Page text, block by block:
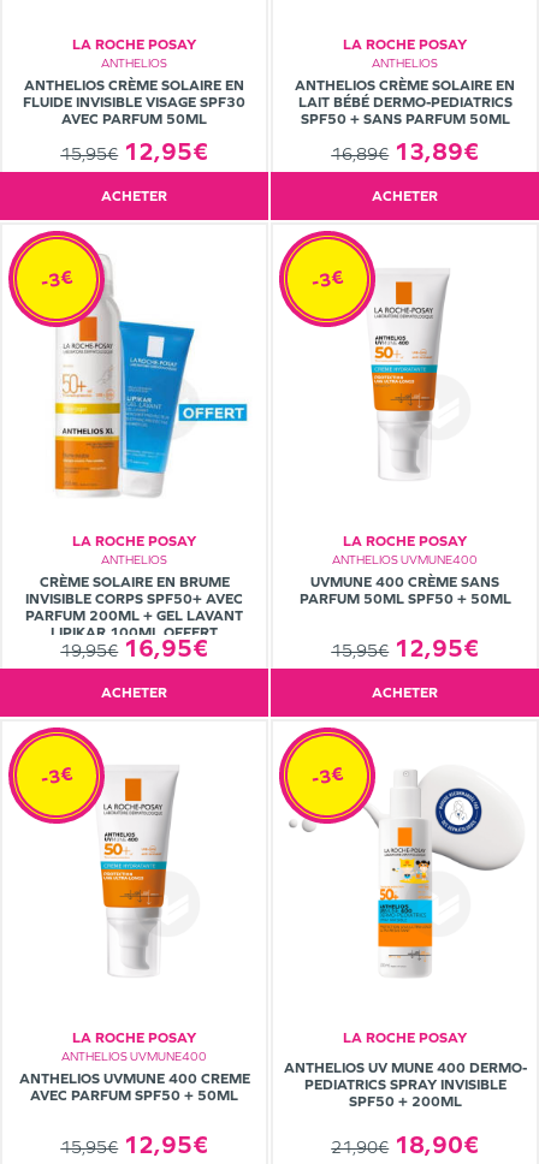
LA ROCHE POSAY
ANTHELIOS
ANTHELIOS CRÈME SOLAIRE EN
FLUIDE INVISIBLE VISAGE SPF30
AVEC PARFUM 50ML
15,95€ 12,95€
ACHETER
LA ROCHE POSAY
ANTHELIOS
ANTHELIOS CRÈME SOLAIRE EN
LAIT BÉBÉ DERMO-PEDIATRICS
SPF50 + SANS PARFUM 50ML
16,89€ 13,89€
ACHETER
LA ROCHE POSAY
ANTHELIOS
CRÈME SOLAIRE EN BRUME
INVISIBLE CORPS SPF50+ AVEC
PARFUM 200ML + GEL LAVANT
LIPIKAR 100ML OFFERT
19,95€ 16,95€
-3€
ACHETER
LA ROCHE POSAY
ANTHELIOS UVMUNE400
UVMUNE 400 CRÈME SANS
PARFUM 50ML SPF50 + 50ML
15,95€ 12,95€
-3€
ACHETER
LA ROCHE POSAY
ANTHELIOS UVMUNE400
ANTHELIOS UVMUNE 400 CREME
AVEC PARFUM SPF50 + 50ML
15,95€ 12,95€
-3€
LA ROCHE POSAY
ANTHELIOS UV MUNE 400 DERMO-
PEDIATRICS SPRAY INVISIBLE
SPF50 + 200ML
21,90€ 18,90€
-3€